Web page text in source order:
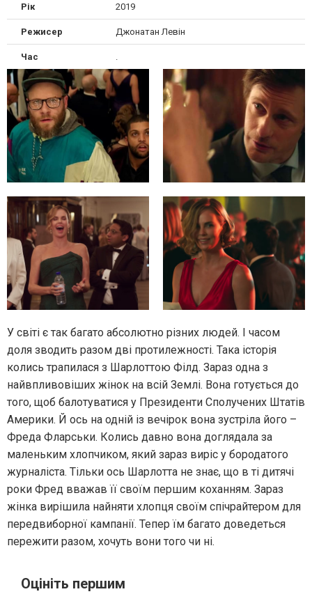
Рік 2019
Режисер Джонатан Левін
Час
У світі є так багато абсолютно різних людей. І часом
доля зводить разом дві протилежності. Така історія
колись трапилася з Шарлоттою Філд. Зараз одна з
найвпливовіших жінок на всій Землі. Вона готується до
того, щоб балотуватися у Президенти Сполучених Штатів
Америки. Й ось на одній із вечірок вона зустріла його –
Фреда Фларськи. Колись давно вона доглядала за
маленьким хлопчиком, який зараз виріс у бородатого
журналіста. Тільки ось Шарлотта не знає, що в ті дитячі
роки Фред вважав її своїм першим коханням. Зараз
жінка вирішила найняти хлопця своїм спічрайтером для
передвиборної кампанії. Тепер їм багато доведеться
пережити разом, хочуть вони того чи ні.
Оцініть першим